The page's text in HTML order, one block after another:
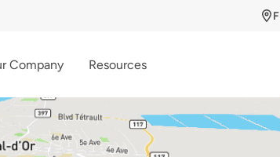
Company Resources